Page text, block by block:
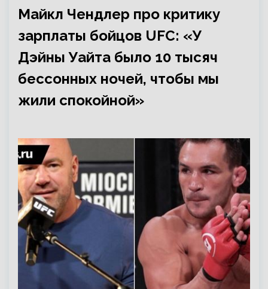
Майкл Чендлер про критику
зарплаты бойцов UFC: «У
Дэйны Уайта было 10 тысяч
бессонных ночей, чтобы мы
жили спокойной»